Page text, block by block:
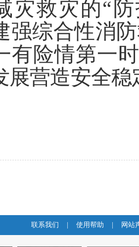
灾救灾的“
强综合性消
有险情第一
展营造安全稳
联系我们 使用帮助 网站